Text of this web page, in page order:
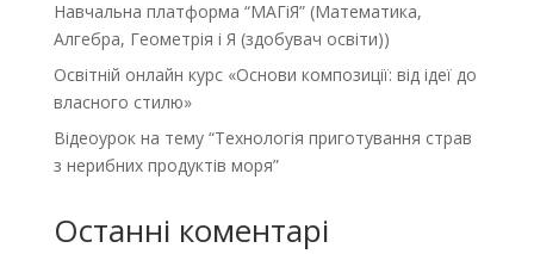
Навчальна платформа “МАГіЯ” (Математика,
Алгебра, Геометрія і Я (здобувач освіти))
Освітній онлайн курс «Основи композиції: від ідеї до
власного стилю»
Відеоурок на тему “Технологія приготування страв
з нерибних продуктів моря”
Останні коментарі